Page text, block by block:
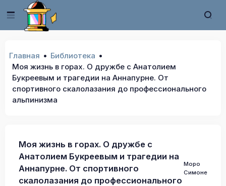
Главная
Библиотека
Моя жизнь в горах. О дружбе с Анатолием
Букреевым и трагедии на Аннапурне. От
спортивного скалолазания до профессионального
альпинизма
Моя жизнь в горах. О дружбе с
Анатолием Букреевым и трагедии на
Аннапурне. От спортивного
скалолазания до профессионального
Моро
Симоне